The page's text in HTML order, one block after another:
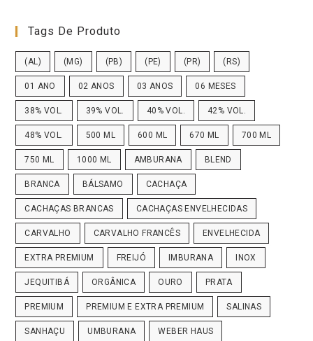
Tags De Produto
(AL) (MG) (PB) (PE) (PR) (RS)
01 ANO 02 ANOS 03 ANOS 06 MESES
38% VOL. 39% VOL. 40% VOL. 42% VOL.
48% VOL. 500 ML 600 ML 670 ML 700 ML
750 ML 1000 ML AMBURANA BLEND
BRANCA BÁLSAMO CACHAÇA
CACHAÇAS BRANCAS CACHAÇAS ENVELHECIDAS
CARVALHO CARVALHO FRANCÊS ENVELHECIDA
EXTRA PREMIUM FREIJÓ IMBURANA INOX
JEQUITIBÁ ORGÂNICA OURO PRATA
PREMIUM PREMIUM E EXTRA PREMIUM SALINAS
SANHAÇU UMBURANA WEBER HAUS